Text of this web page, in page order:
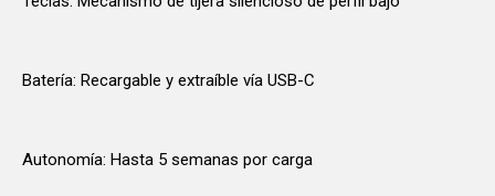
Batería: Recargable y extraíble vía USB-C
Autonomía: Hasta 5 semanas por carga